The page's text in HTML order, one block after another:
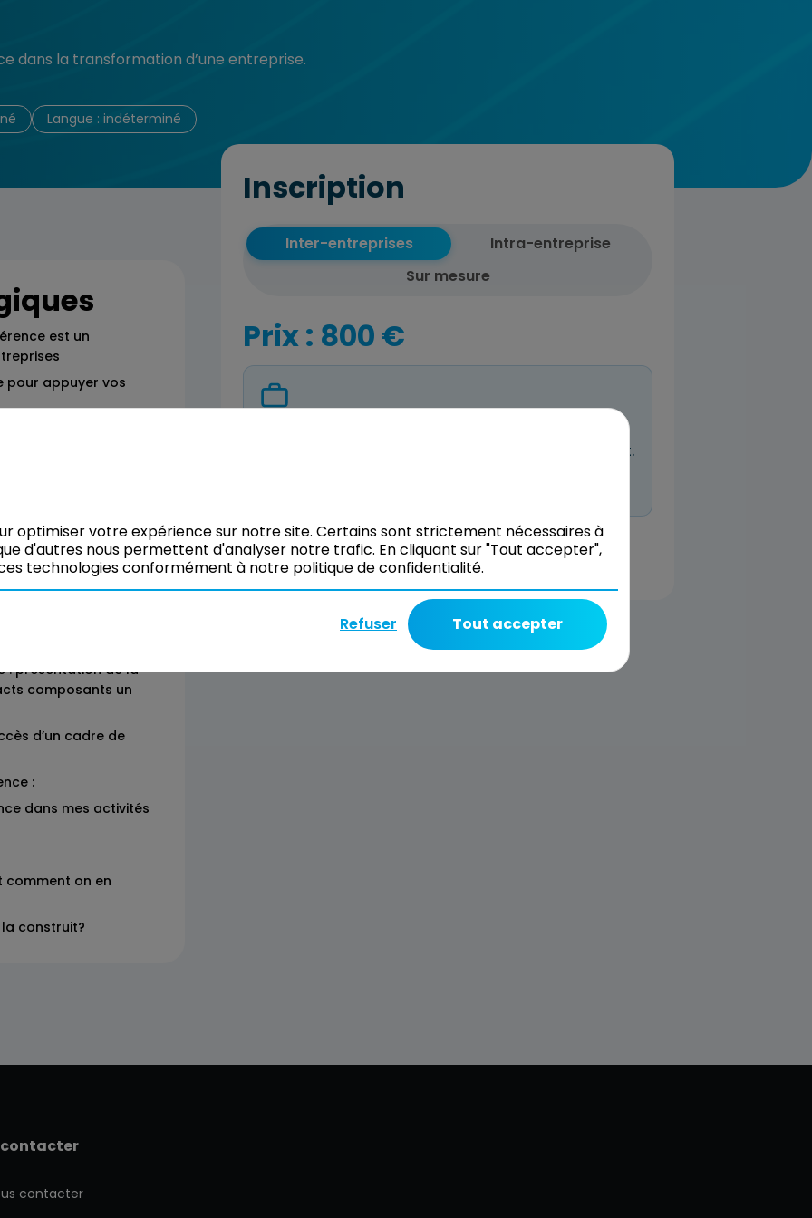
dans la transformation d’une entreprise.
Langue : indéterminé
est un
pour appuyer vos
constitutifs d’un
apportés
: présentation de la
composants un
d’un cadre de
:
dans mes activités
comment on en
la construit?
Inscription
Inter-entreprises
Intra-entreprise
Sur mesure
Prix : 800 €
Il n’y a pas de session à venir planifiée pour l’instant.
Réserver
contacter
contacter
optimiser votre expérience sur notre site. Certains sont strictement nécessaires à
d'autres nous permettent d'analyser notre trafic. En cliquant sur "Tout accepter",
technologies conformément à notre politique de confidentialité.
Refuser Tout accepter